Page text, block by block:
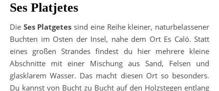
Ses Platjetes
Die Ses Platgetes sind eine Reihe kleiner, naturbelassener
Buchten im Osten der Insel, nahe dem Ort Es Caló. Statt
eines großen Strandes findest du hier mehrere kleine
Abschnitte mit einer Mischung aus Sand, Felsen und
glasklarem Wasser. Das macht diesen Ort so besonders.
Du kannst von Bucht zu Bucht auf den Holzstegen entlang